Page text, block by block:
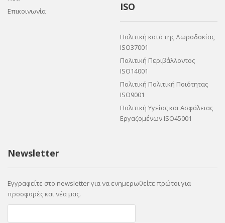
Επικοινωνία
ISO
Πολιτική κατά της Δωροδοκίας
ISO37001
Πολιτική Περιβάλλοντος
ISO14001
Πολιτική Πολιτική Ποιότητας
ISO9001
Πολιτική Υγείας και Ασφάλειας
Εργαζομένων ISO45001
Newsletter
Εγγραφείτε στο newsletter για να ενημερωθείτε πρώτοι για
προσφορές και νέα μας.